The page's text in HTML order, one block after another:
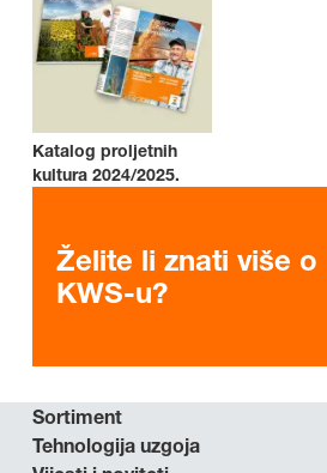
Katalog proljetnih
kultura 2024/2025.
Želite li znati više o
KWS-u?
Sortiment
Tehnologija uzgoja